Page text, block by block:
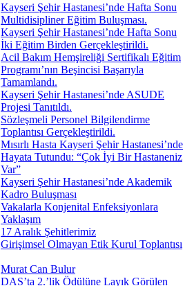
Kayseri Şehir Hastanesi’nde Hafta Sonu
Multidisipliner Eğitim Buluşması.
Kayseri Şehir Hastanesi’nde Hafta Sonu
İki Eğitim Birden Gerçekleştirildi.
Acil Bakım Hemşireliği Sertifikalı Eğitim
Programı’nın Beşincisi Başarıyla
Tamamlandı.
Kayseri Şehir Hastanesi’nde ASUDE
Projesi Tanıtıldı.
Sözleşmeli Personel Bilgilendirme
Toplantısı Gerçekleştirildi.
Mısırlı Hasta Kayseri Şehir Hastanesi’nde
Hayata Tutundu: “Çok İyi Bir Hastaneniz
Var”
Kayseri Şehir Hastanesi’nde Akademik
Kadro Buluşması
Vakalarla Konjenital Enfeksiyonlara
Yaklaşım
17 Aralık Şehitlerimiz
Girişimsel Olmayan Etik Kurul Toplantısı
Murat Can Bulur
DAS’ta 2.’lik Ödülüne Layık Görülen